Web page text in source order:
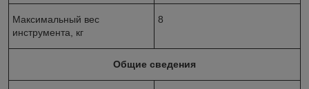
Максимальный вес
инструмента, кг
8
Общие сведения